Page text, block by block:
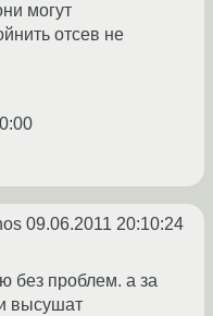
могут
отсев не
09.06.2011 20:10:24
без проблем. а за
высушат